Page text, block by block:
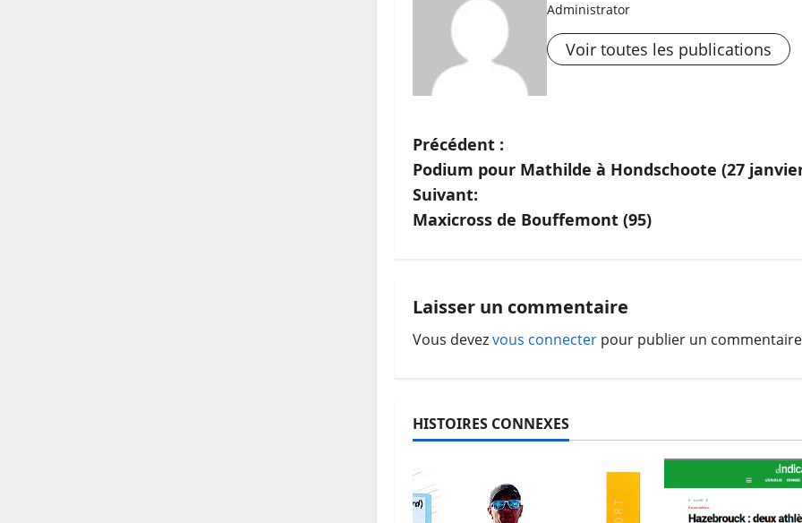
Administrator
Voir toutes les publications
N
a
v
g
a
i
o
n
Précédent :
Podium pour Mathilde à Hondschoote (27
Suivant:
Maxicross de Bouffemont (95)
Laisser un commentaire
Vous devezvous connecter pour publier un
HISTOIRES CONNEXES